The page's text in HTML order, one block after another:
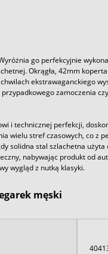
go perfekcyjnie
Okrągła, 42mm
ekstrawaganckiego
zamoczenia
i technicznej perfekcji,
wielu stref czasowych, co z
solidna stal szlachetna
nabywając produkt od
wygląd z nutką klasyki.
męski